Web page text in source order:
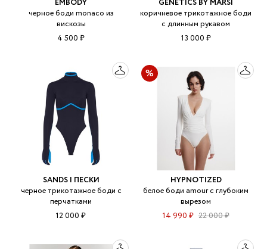
EMBODY
черное боди monaco из
вискозы
4 500 ₽
GENETICS BY MARSI
коричневое трикотажное боди
с длинным рукавом
13 000 ₽
SANDS | ПЕСКИ
черное трикотажное боди с
перчатками
12 000 ₽
HYPNOTIZED
белое боди amour с глубоким
вырезом
14 990 ₽ 22 000 ₽